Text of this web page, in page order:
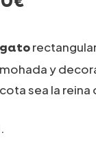
desde
63,00€
y
sea la